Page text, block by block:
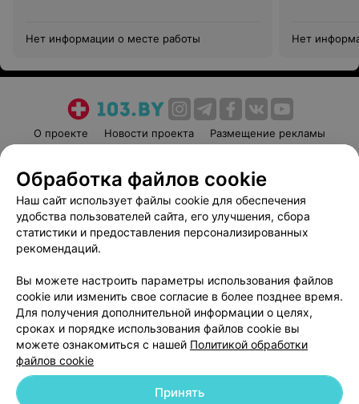
Нет информации о месте работы Нет
О проекте Новости проекта
Размещение рекламы
Пользовательское соглашение
Способы оплаты
Вакансии
Партнеры
Написать руководителю 103.by
Обработка персональных данных
© 2026 ООО «Артокс Лаб», УНП 191700409 | 220012, Республика Беларусь,
Обработка файлов cookie
Наш сайт использует файлы cookie для обеспечения
удобства пользователей сайта, его улучшения, сбора
статистики и предоставления персонализированных
рекомендаций.
Вы можете настроить параметры использования файлов
cookie или изменить свое согласие в более позднее время.
Для получения дополнительной информации о целях,
сроках и порядке использования файлов cookie вы
можете ознакомиться с нашей Политикой обработки
файлов cookie
Принять